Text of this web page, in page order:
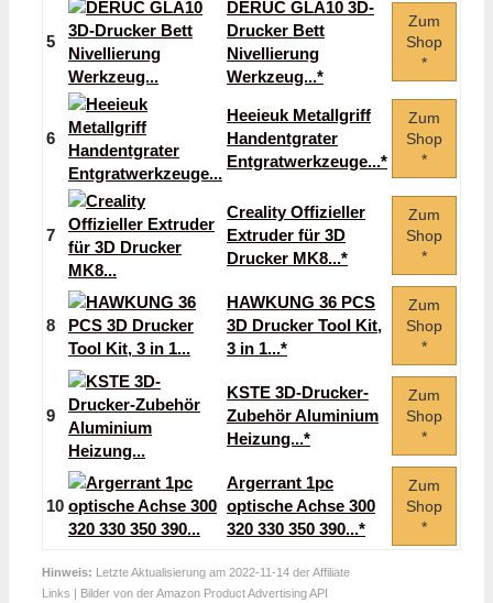
5
DERUC GLA10 3D-
Drucker Bett
Nivellierung
Werkzeug...*
Zum
Shop
*
6
Heeieuk Metallgriff
Handentgrater
Entgratwerkzeuge...*
Zum
Shop
*
7
Creality Offizieller
Extruder für 3D
Drucker MK8...*
Zum
Shop
*
8
HAWKUNG 36 PCS
3D Drucker Tool Kit,
3 in 1...*
Zum
Shop
*
9
KSTE 3D-Drucker-
Zubehör Aluminium
Heizung...*
Zum
Shop
*
10
Argerrant 1pc
optische Achse 300
320 330 350 390...*
Zum
Shop
*
Hinweis: Letzte Aktualisierung am 2022-11-14 der Affiliate
Links | Bilder von der Amazon Product Advertising API